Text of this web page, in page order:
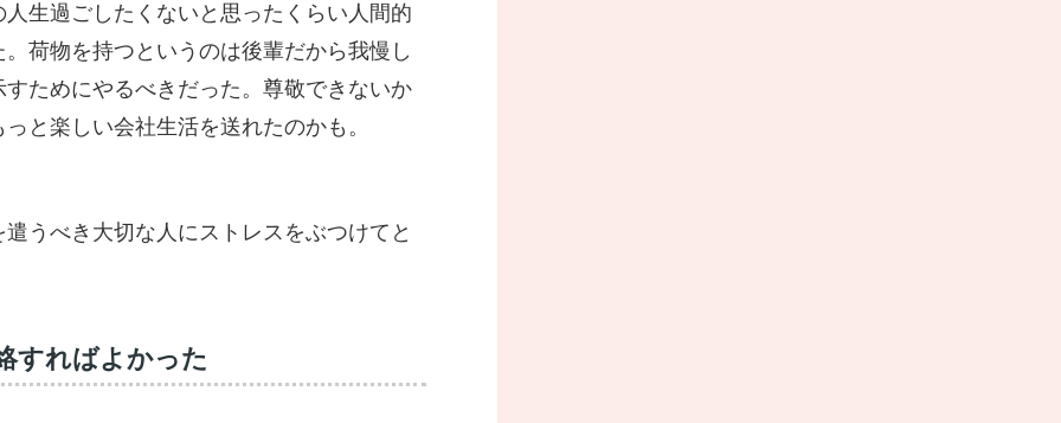
生過ごしたくないと思ったくらい人間的
荷物を持つというのは後輩だから我慢し
ためにやるべきだった。尊敬できないか
と楽しい会社生活を送れたのかも。
うべき大切な人にストレスをぶつけてと
すればよかった